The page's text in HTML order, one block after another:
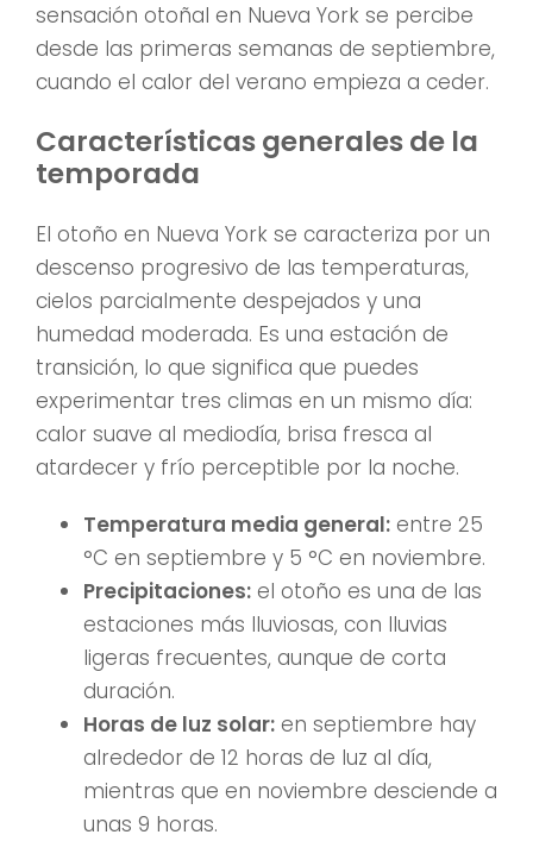
sensación otoñal en Nueva York se percibe
desde las primeras semanas de septiembre,
cuando el calor del verano empieza a ceder.
Características generales de la
temporada
El otoño en Nueva York se caracteriza por un
descenso progresivo de las temperaturas,
cielos parcialmente despejados y una
humedad moderada. Es una estación de
transición, lo que significa que puedes
experimentar tres climas en un mismo día:
calor suave al mediodía, brisa fresca al
atardecer y frío perceptible por la noche.
Temperatura media general: entre 25
°C en septiembre y 5 °C en noviembre.
Precipitaciones: el otoño es una de las
estaciones más lluviosas, con lluvias
ligeras frecuentes, aunque de corta
duración.
Horas de luz solar: en septiembre hay
alrededor de 12 horas de luz al día,
mientras que en noviembre desciende a
unas 9 horas.